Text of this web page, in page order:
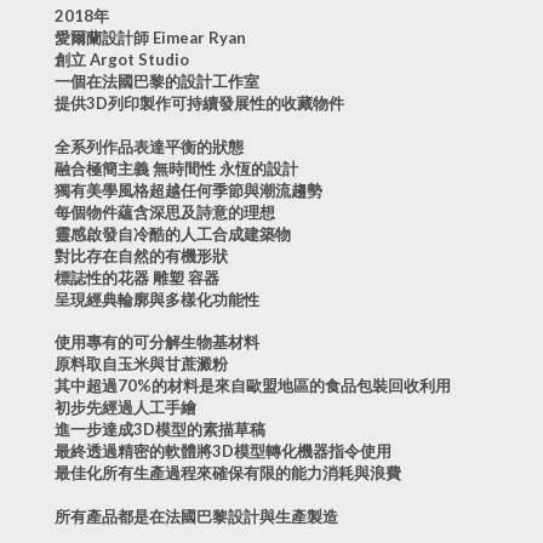
2018年
愛爾蘭設計師 Eimear Ryan
創立 Argot Studio
一個在法國巴黎的設計工作室
提供3D列印製作可持續發展性的收藏物件
全系列作品表達平衡的狀態
融合極簡主義 無時間性 永恆的設計
獨有美學風格超越任何季節與潮流趨勢
每個物件蘊含深思及詩意的理想
靈感啟發自冷酷的人工合成建築物
對比存在自然的有機形狀
標誌性的花器 雕塑 容器
呈現經典輪廓與多樣化功能性
使用專有的可分解生物基材料
原料取自玉米與甘蔗澱粉
其中超過70%的材料是來自歐盟地區的食品包裝回收利用
初步先經過人工手繪
進一步達成3D模型的素描草稿
最終透過精密的軟體將3D模型轉化機器指令使用
最佳化所有生產過程來確保有限的能力消耗與浪費
所有產品都是在法國巴黎設計與生產製造